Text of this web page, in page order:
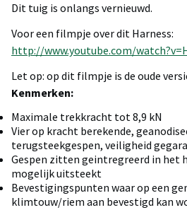
Dit tuig is onlangs vernieuwd.
Voor een filmpje over dit Harness:
http://www.youtube.com/
Let op: op dit filmpje is de oude
Kenmerken:
Maximale trekkracht tot 8,9 kN
Vier op kracht berekende,
terugsteekgespen, veiligheid
Gespen zitten geintregreerd in het
mogelijk uitsteekt
Bevestigingspunten waar op een
klimtouw/riem aan bevestigd kan